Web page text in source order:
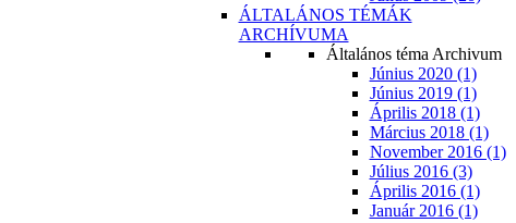
ÁLTALÁNOS TÉMÁK
ARCHÍVUMA
Általános téma Archivum
Június 2020 (1)
Június 2019 (1)
Április 2018 (1)
Március 2018 (1)
November 2016 (1)
Július 2016 (3)
Április 2016 (1)
Január 2016 (1)